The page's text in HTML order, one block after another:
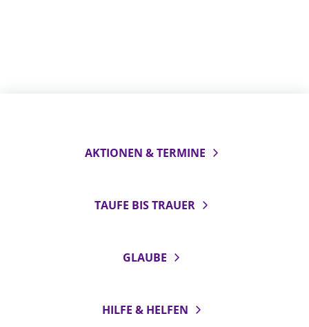
AKTIONEN & TERMINE
TAUFE BIS TRAUER
GLAUBE
HILFE & HELFEN